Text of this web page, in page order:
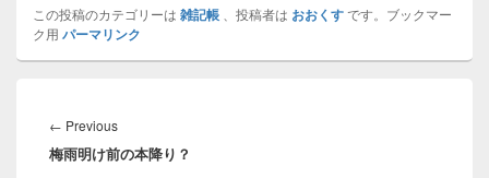
この投稿のカテゴリーは 雑記帳 、投稿者は おおくすです。ブックマー
ク用 パーマリンク
稿
ナ
← PreviousPrevious
post:
梅雨明け前の本降り？